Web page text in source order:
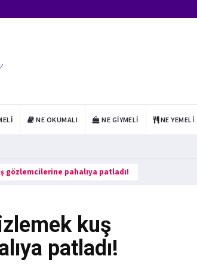
NE OKUMALI NE GIYMELI NE YEMELI
gözlemcilerine pahalıya patladı!
kuş
patladı!